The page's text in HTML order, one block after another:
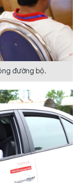
đường bộ.